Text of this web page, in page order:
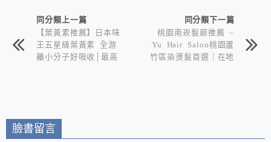
同分類上一篇
【葉黃素推薦】日本味
王五星級葉黃素 全游
離小分子好吸收│最高
同分類下一篇
桃園南崁髮廊推薦 –
Yu Hair Salon桃園蘆
竹區染燙髮首選｜在地
臉書留言